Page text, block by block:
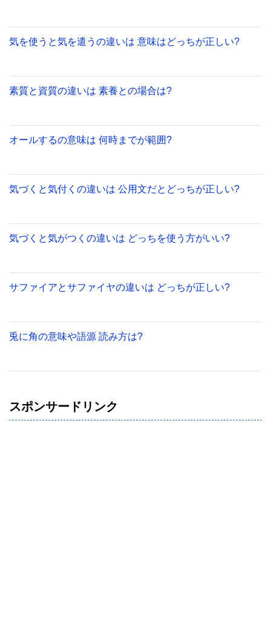
気を使うと気を遣うの違いは 意味はどっちが正しい?
素質と資質の違いは 素養との場合は?
オールするの意味は 何時までが範囲?
気づくと気付くの違いは 公用文だとどっちが正しい?
気づくと気がつくの違いは どっちを使う方がいい?
サファイアとサファイヤの違いは どっちが正しい?
兎に角の意味や語源 読み方は?
スポンサードリンク